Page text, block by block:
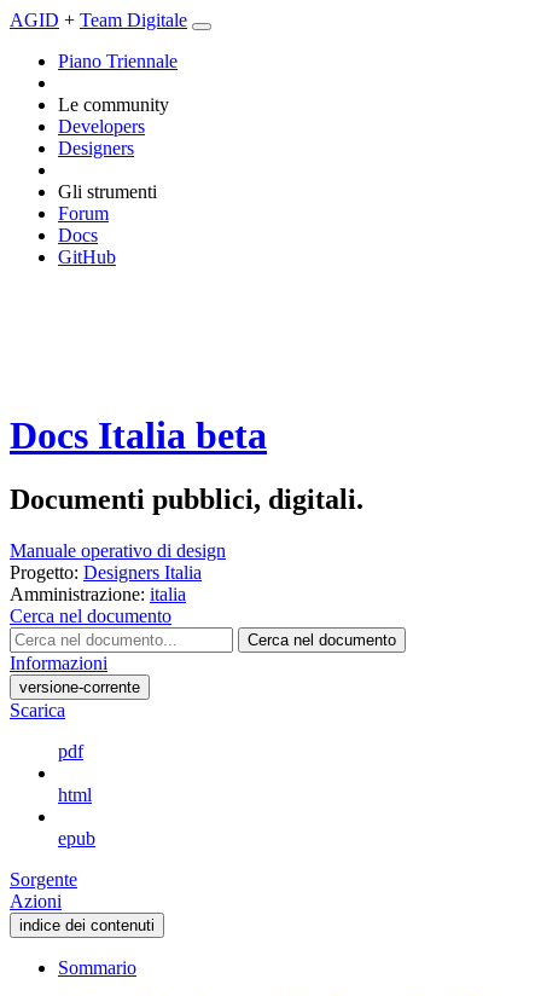
AGID + Team Digitale
Piano Triennale
Le community
Developers
Designers
Gli strumenti
Forum
Docs
GitHub
Docs Italia beta
Documenti pubblici, digitali.
Manuale operativo di design
Progetto: Designers Italia
Amministrazione: italia
Cerca nel documento
Cerca nel documento
Informazioni
versione-corrente
Scarica
pdf
html
epub
Sorgente
Azioni
indice dei contenuti
Sommario